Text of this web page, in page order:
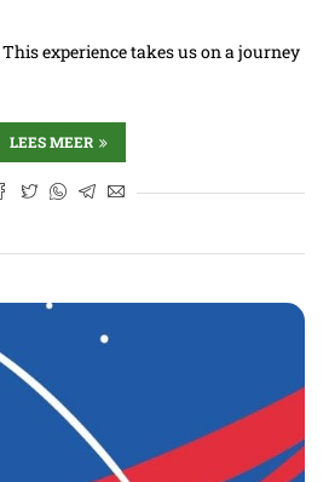
This experience takes us on a journey
LEES MEER